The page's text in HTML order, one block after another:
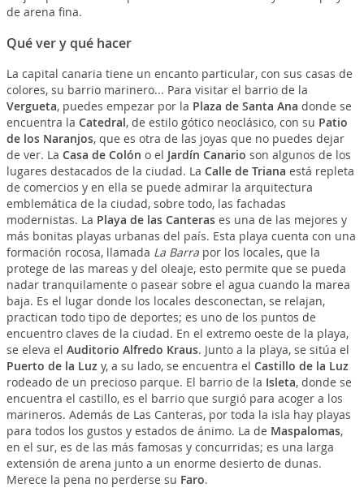
de arena fina.
Qué ver y qué hacer
La capital canaria tiene un encanto particular, con sus casas de
colores, su barrio marinero... Para visitar el barrio de la
Vergueta, puedes empezar por la Plaza de Santa Ana donde se
encuentra la Catedral, de estilo gótico neoclásico, con su Patio
de los Naranjos, que es otra de las joyas que no puedes dejar
de ver. La Casa de Colón o el Jardín Canario son algunos de los
lugares destacados de la ciudad. La Calle de Triana está repleta
de comercios y en ella se puede admirar la arquitectura
emblemática de la ciudad, sobre todo, las fachadas
modernistas. La Playa de las Canterases una de las mejores y
más bonitas playas urbanas del país. Esta playa cuenta con una
formación rocosa, llamada La Barrapor los locales, que la
protege de las mareas y del oleaje, esto permite que se pueda
nadar tranquilamente o pasear sobre el agua cuando la marea
baja. Es el lugar donde los locales desconectan, se relajan,
practican todo tipo de deportes; es uno de los puntos de
encuentro claves de la ciudad. En el extremo oeste de la playa,
se eleva el Auditorio Alfredo Kraus. Junto a la playa, se sitúa el
Puerto de la Luzy, a su lado, se encuentra el Castillo de la Luz
rodeado de un precioso parque. El barrio de la Isleta, donde se
encuentra el castillo, es el barrio que surgió para acoger a los
marineros. Además de Las Canteras, por toda la isla hay playas
para todos los gustos y estados de ánimo. La de Maspalomas,
en el sur, es de las más famosas y concurridas; es una larga
extensión de arena junto a un enorme desierto de dunas.
Merece la pena no perderse su Faro.